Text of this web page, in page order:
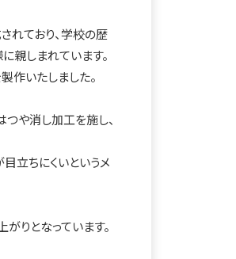
れており、学校の歴
親しまれています。
作いたしました。
や消し加工を施し、
立ちにくいというメ
りとなっています。